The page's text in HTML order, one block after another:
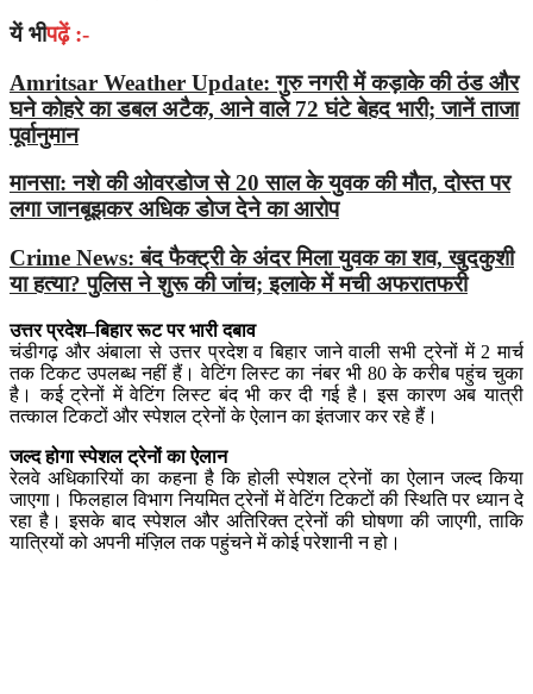
यें भीपढ़ें :-
Amritsar Weather Update: गुरु नगरी में कड़ाके की ठंड और
घने कोहरे का डबल अटैक, आने वाले 72 घंटे बेहद भारी; जानें ताजा
पूर्वानुमान
मानसा: नशे की ओवरडोज से 20 साल के युवक की मौत, दोस्त पर
लगा जानबूझकर अधिक डोज देने का आरोप
Crime News: बंद फैक्ट्री के अंदर मिला युवक का शव, खुदकुशी
या हत्या? पुलिस ने शुरू की जांच; इलाके में मची अफरातफरी
उत्तर प्रदेश–बिहार रूट पर भारी दबाव
चंडीगढ़ और अंबाला से उत्तर प्रदेश व बिहार जाने वाली सभी ट्रेनों में 2 मार्च
तक टिकट उपलब्ध नहीं हैं। वेटिंग लिस्ट का नंबर भी 80 के करीब पहुंच चुका
है। कई ट्रेनों में वेटिंग लिस्ट बंद भी कर दी गई है। इस कारण अब यात्री
तत्काल टिकटों और स्पेशल ट्रेनों के ऐलान का इंतजार कर रहे हैं।
जल्द होगा स्पेशल ट्रेनों का ऐलान
रेलवे अधिकारियों का कहना है कि होली स्पेशल ट्रेनों का ऐलान जल्द किया
जाएगा। फिलहाल विभाग नियमित ट्रेनों में वेटिंग टिकटों की स्थिति पर ध्यान दे
रहा है। इसके बाद स्पेशल और अतिरिक्त ट्रेनों की घोषणा की जाएगी, ताकि
यात्रियों को अपनी मंज़िल तक पहुंचने में कोई परेशानी न हो।